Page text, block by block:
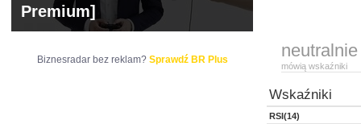
neutralnie
mówią wskaźniki
Wskaźniki
RSI(14)
Premium]
Biznesradar bez reklam? Sprawdź BR Plus